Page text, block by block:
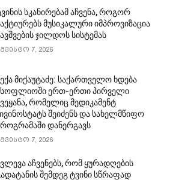
სკანირებამ აჩვენა, როგორ
მუსიკალური იმპროვიზაცია
ჯილდოს სისტემას
7, 2026
მიქაუტაძე: საქართველო ხდება
ერთ-ერთი პირველი
რომელიც მედიკამენტ
შეიძენს და სახელმწიფო
დანერგავს
7, 2026
აჩვენებს, რომ ყურადღების
შემდეგ ტვინი სწრაფად